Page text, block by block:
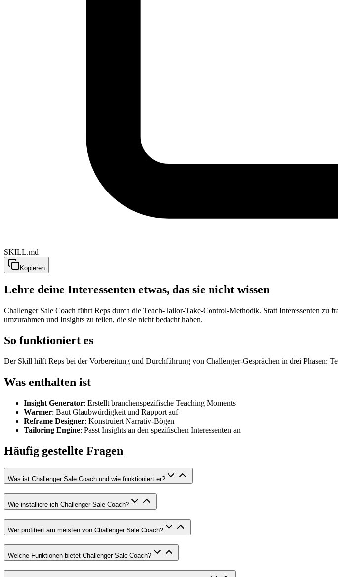
SKILL.md
Kopieren
Lehre deine Interessenten etwas, das sie nicht wissen
Challenger Sale Coach führt Reps durch die Teach-Tailor-Take-Control-Methodik. Statt Interessenten zu
umzurahmen und Insights zu teilen, die sie nicht bedacht haben.
So funktioniert es
Der Skill hilft Reps bei der Vorbereitung und Durchführung von Challenger-Gesprächen in drei Phasen:
Was enthalten ist
Insight Generator: Erstellt branchenspezifische Teaching Moments
Warmer: Baut Glaubwürdigkeit und Rapport auf
Reframe Designer: Konstruiert Narrativ-Bögen
Tailoring Engine: Passt Insights an den spezifischen Interessenten an
Häufig gestellte Fragen
Was ist Challenger Sale Coach und wie funktioniert er?
Wie installiere ich Challenger Sale Coach?
Wer profitiert am meisten von Challenger Sale Coach?
Welche Funktionen bietet Challenger Sale Coach?